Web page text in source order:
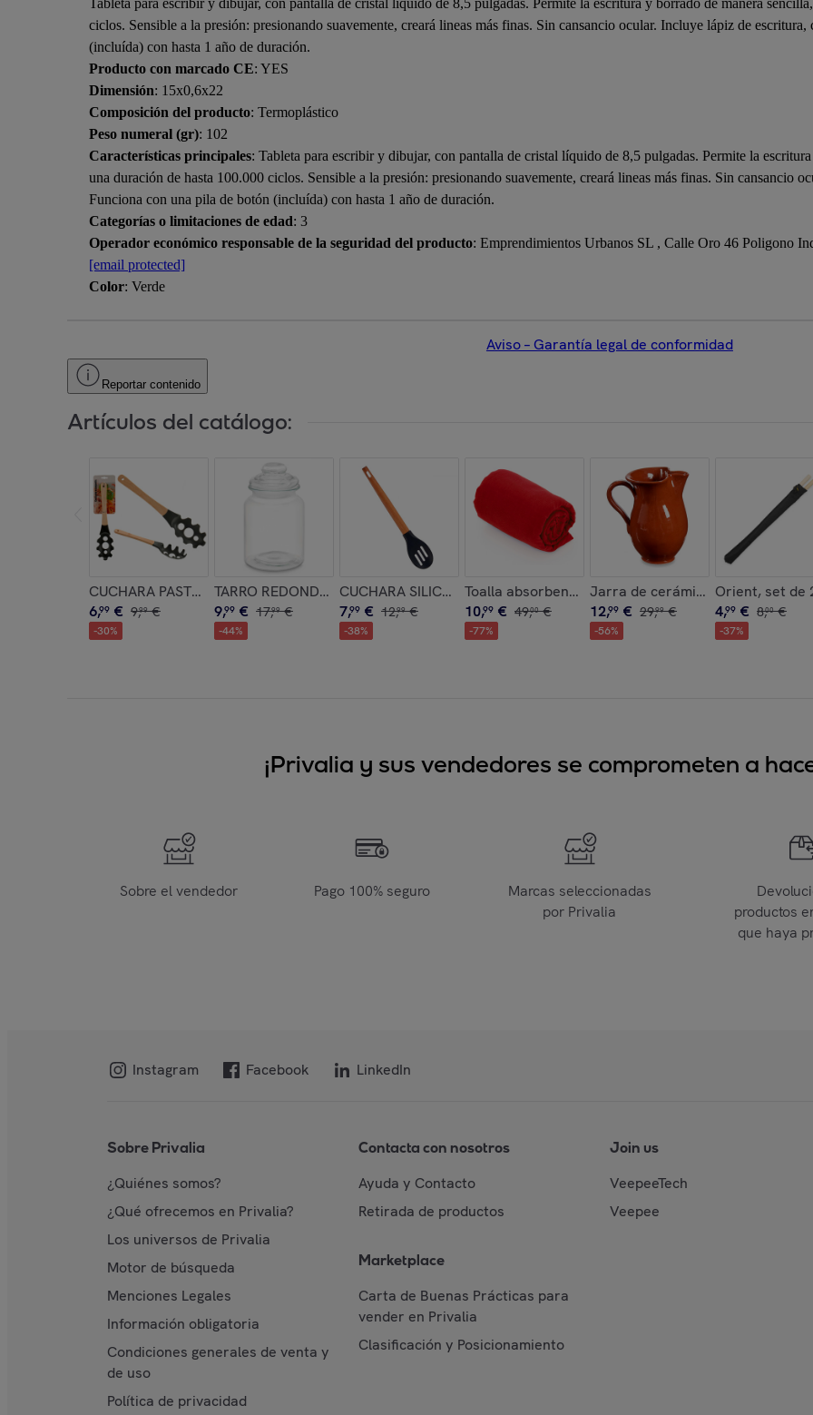
Tableta para escribir y dibujar, con pantalla de cristal líquido de 8,5 pulgadas. Permite la escritura y borrado de manera
ciclos. Sensible a la presión: presionando suavemente, creará lineas más finas. Sin cansancio ocular. Incluye lápiz de
(incluída) con hasta 1 año de duración.
Producto con marcado CE: YES
Dimensión: 15x0,6x22
Composición del producto: Termoplástico
Peso numeral (gr): 102
Características principales: Tableta para escribir y dibujar, con pantalla de cristal líquido de 8,5 pulgadas. Permite la
una duración de hasta 100.000 ciclos. Sensible a la presión: presionando suavemente, creará lineas más finas. Sin cansancio
Funciona con una pila de botón (incluída) con hasta 1 año de duración.
Categorías o limitaciones de edad: 3
Operador económico responsable de la seguridad del producto: Emprendimientos Urbanos SL , Calle Oro 46 Poligono
[email protected]
Color: Verde
Aviso – Garantía legal de conformidad
Reportar contenido
Artículos del catálogo:
CUCHARA PASTA SURT COLOR aleatorio
6,99 € 9,99 €
-30%
TARRO REDONDO LISO TAPA CRISTAL 900ML
9,99 € 17,99 €
-44%
CUCHARA SILICONA MANGO MADERA DE HAYA 30,5CM
7,99 € 12,99 €
-38%
Toalla absorbente Yarg 138x72 cm.
10,99 € 49,00 €
-77%
Jarra de cerámica refractaria de
12,99 € 29,99 €
-56%
Orient, set de
4,99 € 8,00 €
-37%
¡Privalia y sus vendedores se comprometen a
Sobre el vendedor Pago 100% seguro
Marcas seleccionadas
por Privalia
productos
que haya
Instagram Facebook LinkedIn
Sobre Privalia
¿Quiénes somos?
¿Qué ofrecemos en Privalia?
Los universos de Privalia
Motor de búsqueda
Menciones Legales
Información obligatoria
Condiciones generales de venta y
de uso
Política de privacidad
Contacta con nosotros
Ayuda y Contacto
Retirada de productos
Marketplace
Carta de Buenas Prácticas para
vender en Privalia
Clasificación y Posicionamiento
Join us
VeepeeTech
Veepee